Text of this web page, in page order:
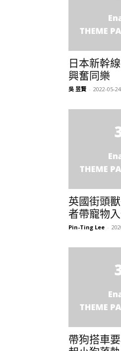
日本新幹
興奮同樂
吳 昱賢 - 2022-05-24
英國街頭
者帶寵物
Pin-Ting Lee -
帶狗搭車